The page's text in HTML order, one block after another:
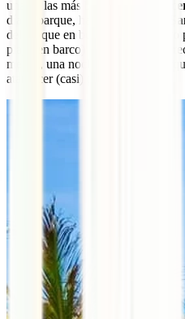
una de las más buscadas
que
día al parque, haciendo base en
del parque en bus) o en el playero
playa en barco) pero nosotros te
menos, una noche dentro del
atardecer (casi) para ti sólo.